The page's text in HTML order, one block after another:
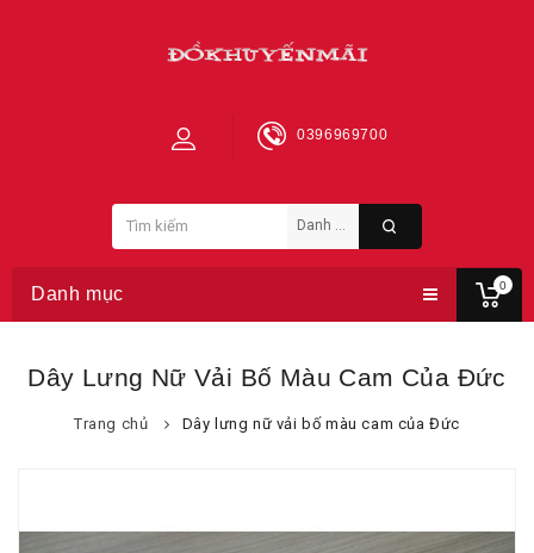
0
0396969700
Danh mục
Dây Lưng Nữ Vải Bố Màu Cam Của Đức
Trang chủ Dây lưng nữ vải bố màu cam của Đức